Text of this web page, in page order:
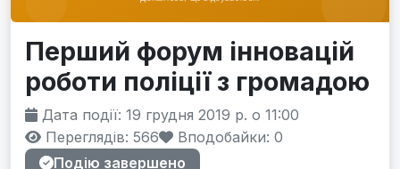
Перший форум інновацій
роботи поліції з громадою
Дата події: 19 грудня 2019 р. о 11:00
Переглядів: 566
Вподобайки: 0
Подію завершено